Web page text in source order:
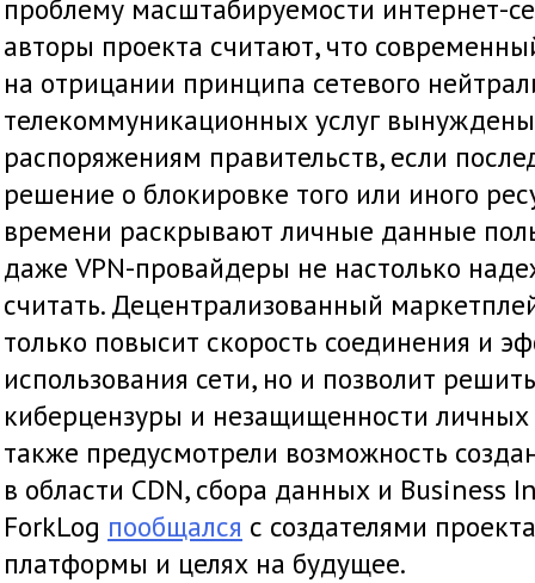
проблему масштабируемости интернет-
авторы проекта считают, что
на отрицании принципа сетевого
телекоммуникационных услуг
распоряжениям правительств, если
решение о блокировке того или иного
времени раскрывают личные данные
даже VPN-провайдеры не настолько
считать. Децентрализованный
только повысит скорость соединения и
использования сети, но и позволит
киберцензуры и незащищенности
также предусмотрели возможность
в области CDN, сбора данных и Business
ForkLog пообщался с создателями
платформы и целях на будущее.